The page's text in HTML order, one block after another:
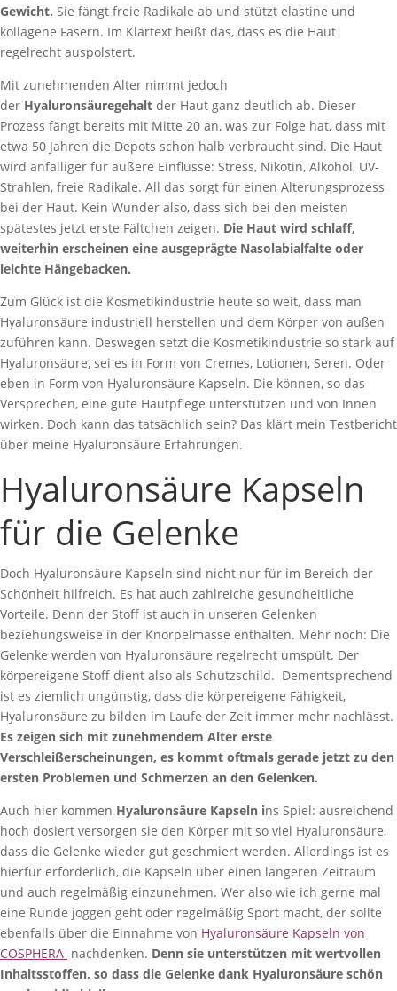
Gewicht. Sie fängt freie Radikale ab und stützt elastine und
kollagene Fasern. Im Klartext heißt das, dass es die Haut
regelrecht auspolstert.
Mit zunehmenden Alter nimmt jedoch
der Hyaluronsäuregehalt der Haut ganz deutlich ab. Dieser
Prozess fängt bereits mit Mitte 20 an, was zur Folge hat, dass mit
etwa 50 Jahren die Depots schon halb verbraucht sind. Die Haut
wird anfälliger für äußere Einflüsse: Stress, Nikotin, Alkohol, UV-
Strahlen, freie Radikale. All das sorgt für einen Alterungsprozess
bei der Haut. Kein Wunder also, dass sich bei den meisten
spätestes jetzt erste Fältchen zeigen. Die Haut wird schlaff,
weiterhin erscheinen eine ausgeprägte Nasolabialfalte oder
leichte Hängebacken.
Zum Glück ist die Kosmetikindustrie heute so weit, dass man
Hyaluronsäure industriell herstellen und dem Körper von außen
zuführen kann. Deswegen setzt die Kosmetikindustrie so stark auf
Hyaluronsäure, sei es in Form von Cremes, Lotionen, Seren. Oder
eben in Form von Hyaluronsäure Kapseln. Die können, so das
Versprechen, eine gute Hautpflege unterstützen und von Innen
wirken. Doch kann das tatsächlich sein? Das klärt mein Testbericht
über meine Hyaluronsäure Erfahrungen.
Hyaluronsäure Kapseln
für die Gelenke
Doch Hyaluronsäure Kapseln sind nicht nur für im Bereich der
Schönheit hilfreich. Es hat auch zahlreiche gesundheitliche
Vorteile. Denn der Stoff ist auch in unseren Gelenken
beziehungsweise in der Knorpelmasse enthalten. Mehr noch: Die
Gelenke werden von Hyaluronsäure regelrecht umspült. Der
körpereigene Stoff dient also als Schutzschild. Dementsprechend
ist es ziemlich ungünstig, dass die körpereigene Fähigkeit,
Hyaluronsäure zu bilden im Laufe der Zeit immer mehr nachlässt.
Es zeigen sich mit zunehmendem Alter erste
Verschleißerscheinungen, es kommt oftmals gerade jetzt zu den
ersten Problemen und Schmerzen an den Gelenken.
Auch hier kommen Hyaluronsäure Kapseln ins Spiel: ausreichend
hoch dosiert versorgen sie den Körper mit so viel Hyaluronsäure,
dass die Gelenke wieder gut geschmiert werden. Allerdings ist es
hierfür erforderlich, die Kapseln über einen längeren Zeitraum
und auch regelmäßig einzunehmen. Wer also wie ich gerne mal
eine Runde joggen geht oder regelmäßig Sport macht, der sollte
ebenfalls über die Einnahme von Hyaluronsäure Kapseln von
COSPHERA nachdenken. Denn sie unterstützen mit wertvollen
Inhaltsstoffen, so dass die Gelenke dank Hyaluronsäure schön